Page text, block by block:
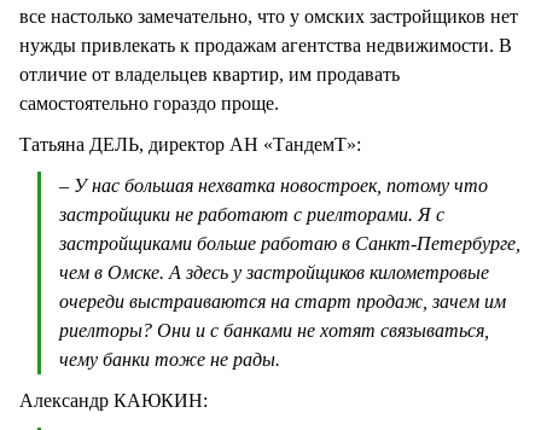
все настолько замечательно, что у омских застройщиков нет
нужды привлекать к продажам агентства недвижимости. В
отличие от владельцев квартир, им продавать
самостоятельно гораздо проще.
Татьяна ДЕЛЬ, директор АН «ТандемТ»:
– У нас большая нехватка новостроек, потому что
застройщики не работают с риелторами. Я с
застройщиками больше работаю в Санкт-Петербурге,
чем в Омске. А здесь у застройщиков километровые
очереди выстраиваются на старт продаж, зачем им
риелторы? Они и с банками не хотят связываться,
чему банки тоже не рады.
Александр КАЮКИН: